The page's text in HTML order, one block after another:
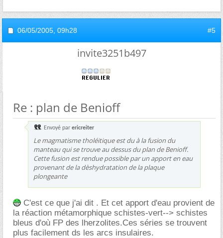
06/05/2005, 09h28 #5
invite3251b497
Re : plan de Benioff
Envoyé par ericreiter
Le magmatisme tholéitique est du à la fusion du
manteau qui se trouve au dessus du plan de Benioff.
Cette fusion est rendue possible par un apport en eau
provenant de la dèshydratation de la plaque
plongeante
C'est ce que j'ai dit . Et cet apport d'eau provient de
la réaction métamorphique schistes-vert--> schistes
bleus d'où FP des lherzolites.Ces séries se trouvent
plus facilement ds les arcs insulaires.